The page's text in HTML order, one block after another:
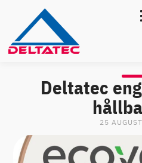
Deltatec
25